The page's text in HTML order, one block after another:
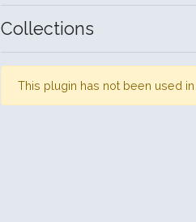
Collections
This plugin has not been used